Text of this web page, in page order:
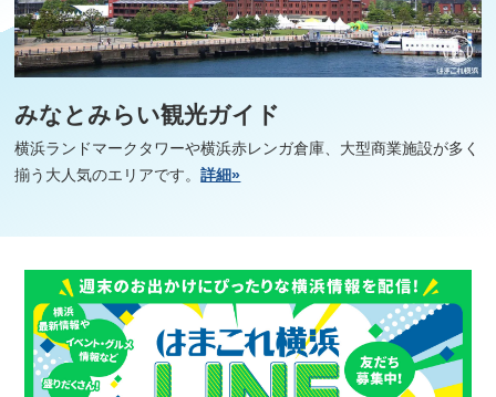
みなとみらい観光ガイド
横浜ランドマークタワーや横浜赤レンガ倉庫、大型商業施設が多く
揃う大人気のエリアです。詳細»